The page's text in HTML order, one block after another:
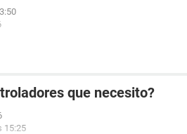
que necesito?
15:25